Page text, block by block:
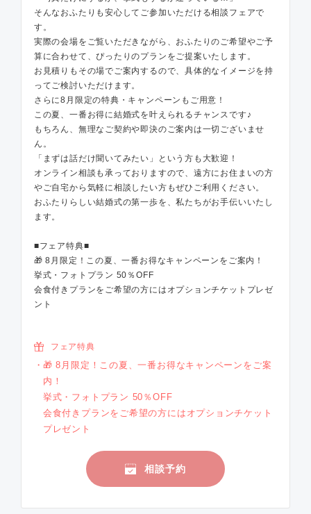
そんなおふたりも安心してご参加いただける相談フェアで
す。
実際の会場をご覧いただきながら、おふたりのご希望やご予
算に合わせて、ぴったりのプランをご提案いたします。
お見積りもその場でご案内するので、具体的なイメージを持
ってご検討いただけます。
さらに8月限定の特典・キャンペーンもご用意！
この夏、一番お得に結婚式を叶えられるチャンスです♪
もちろん、無理なご契約や即決のご案内は一切ございませ
ん。
「まずは話だけ聞いてみたい」という方も大歓迎！
オンライン相談も承っておりますので、遠方にお住まいの方
やご自宅から気軽に相談したい方もぜひご利用ください。
おふたりらしい結婚式の第一歩を、私たちがお手伝いいたし
ます。
■フェア特典■
🎁 8月限定！この夏、一番お得なキャンペーンをご案内！
挙式・フォトプラン 50％OFF
会食付きプランをご希望の方にはオプションチケットプレゼ
ント
フェア特典
🎁 8月限定！この夏、一番お得なキャンペーンをご案
内！
挙式・フォトプラン 50％OFF
会食付きプランをご希望の方にはオプションチケット
プレゼント
相談予約